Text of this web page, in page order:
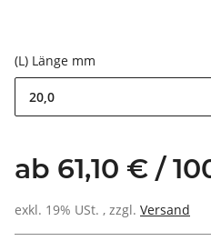
(L) Länge mm
20,0
ab 61,10 € /
exkl. 19% USt. , zzgl. Versand